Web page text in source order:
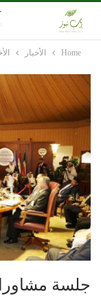
Home الأخبار
جلسة